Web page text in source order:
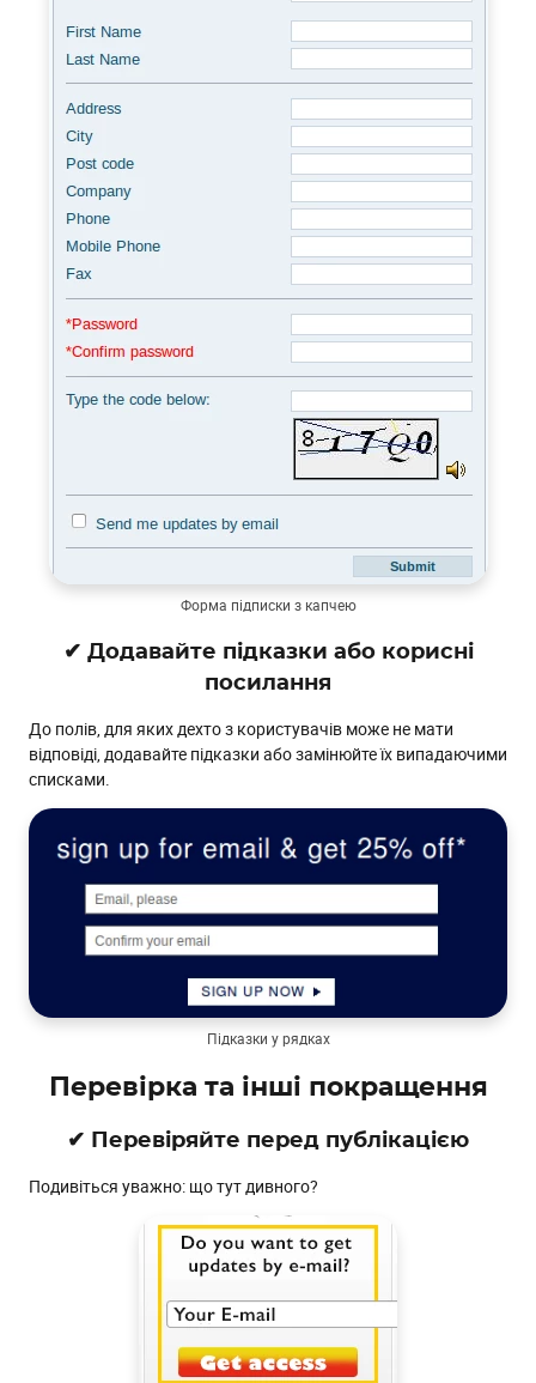
Форма підписки з капчею
✔ Додавайте підказки або корисні
посилання
До полів, для яких дехто з користувачів може не мати
відповіді, додавайте підказки або замінюйте їх випадаючими
списками.
Підказки у рядках
Перевірка та інші покращення
✔ Перевіряйте перед публікацією
Подивіться уважно: що тут дивного?